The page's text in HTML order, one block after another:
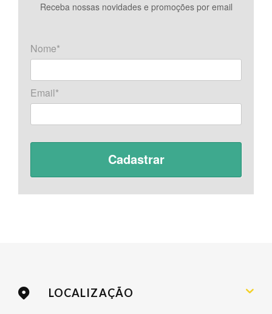
Receba nossas novidades e promoções por email
Nome*
Email*
LOCALIZAÇÃO